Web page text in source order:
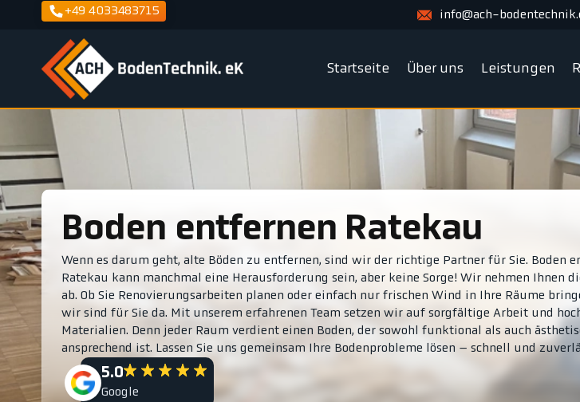
+49 4033483715 info@ach-
Startseite Über uns Leistungen
Boden entfernen Ratekau
Wenn es darum geht, alte Böden zu entfernen, sind wir der richtige Partner für Sie. Boden
Ratekau kann manchmal eine Herausforderung sein, aber keine Sorge! Wir nehmen Ihnen
ab. Ob Sie Renovierungsarbeiten planen oder einfach nur frischen Wind in Ihre Räume
wir sind für Sie da. Mit unserem erfahrenen Team setzen wir auf sorgfältige Arbeit und
Materialien. Denn jeder Raum verdient einen Boden, der sowohl funktional als auch
ansprechend ist. Lassen Sie uns gemeinsam Ihre Bodenprobleme lösen – schnell und
5.0
Google